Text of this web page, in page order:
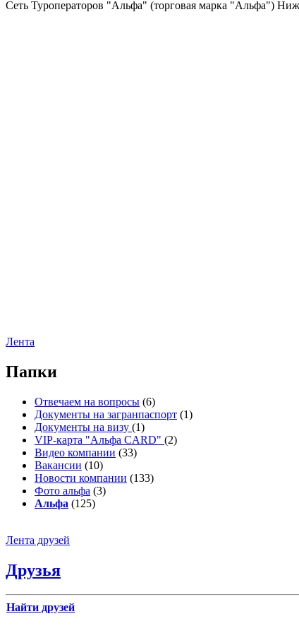
Сеть Туроператоров "Альфа" (торговая марка "Альфа")
Лента
Папки
Отвечаем на вопросы (6)
Документы на загранпаспорт (1)
Документы на визу (1)
VIP-карта "Альфа CARD" (2)
Видео компании (33)
Вакансии (10)
Новости компании (133)
Фото альфа (3)
Альфа (125)
Лента друзей
Друзья
Найти друзей